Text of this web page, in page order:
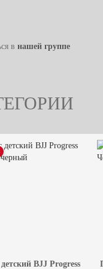
в нашей группе
BJJ Progress